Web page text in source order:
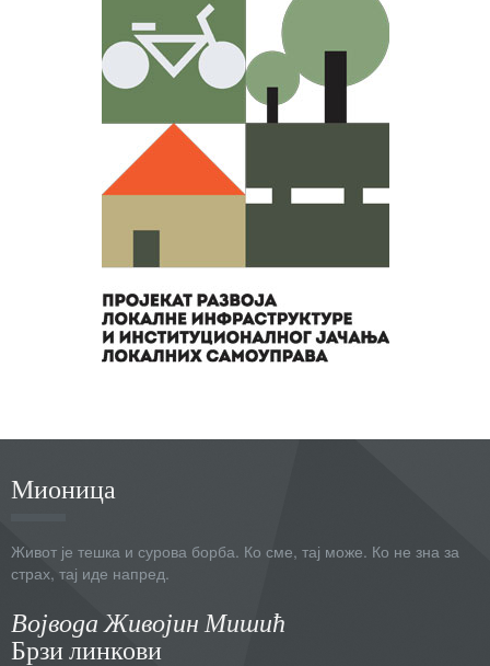
Мионица
Живот је тешка и сурова борба. Ко сме, тај може. Ко не зна за
страх, тај иде напред.
Војвода Живојин Мишић
Брзи линкови